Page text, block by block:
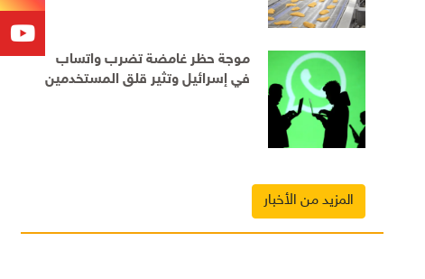
موجة حظر غامضة تضرب واتساب
في إسرائيل وتثير قلق المستخدمين
المزيد من الأخبار